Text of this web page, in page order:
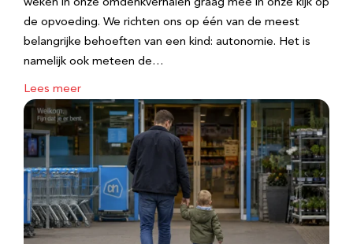
weken in onze omdenkverhalen graag mee in onze kijk op
de opvoeding. We richten ons op één van de meest
belangrijke behoeften van een kind: autonomie. Het is
namelijk ook meteen de…
Lees meer